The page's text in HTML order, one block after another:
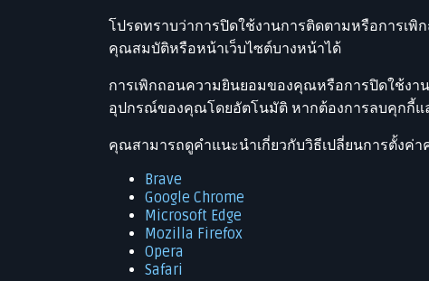
โปรดทราบว่าการปิดใช้งานการติดตามหรือการเ
คุณสมบัติหรือหน้าเว็บไซต์บางหน้าได้
การเพิกถอนความยินยอมของคุณหรือการปิดใช้งา
อุปกรณ์ของคุณโดยอัตโนมัติ หากต้องการลบคุกกี้แ
คุณสามารถดูคำแนะนำเกี่ยวกับวิธีเปลี่ยนการตั้งค่า
Brave
Google Chrome
Microsoft Edge
Mozilla Firefox
Opera
Safari